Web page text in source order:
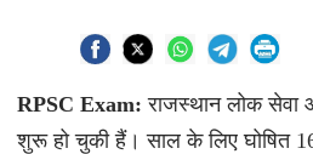
RPSC Exam: राजस्थान लोक सेवा
शुरू हो चुकी हैं। साल के लिए घोषित